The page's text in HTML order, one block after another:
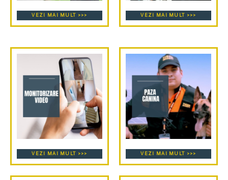
VEZI MAI MULT >>>
VEZI MAI MULT >>>
VEZI MAI MULT >>>
VEZI MAI MULT >>>